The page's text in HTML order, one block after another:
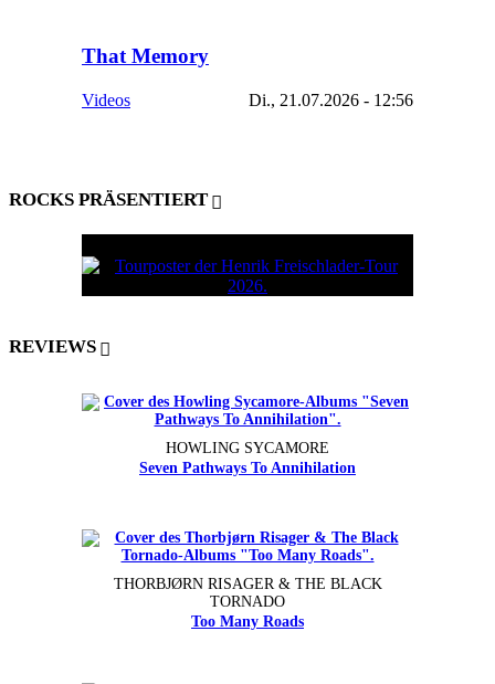
That Memory
Videos Di., 21.07.2026 - 12:56
ROCKS PRÄSENTIERT
REVIEWS
HOWLING SYCAMORE
Seven Pathways To Annihilation
THORBJØRN RISAGER & THE BLACK
TORNADO
Too Many Roads